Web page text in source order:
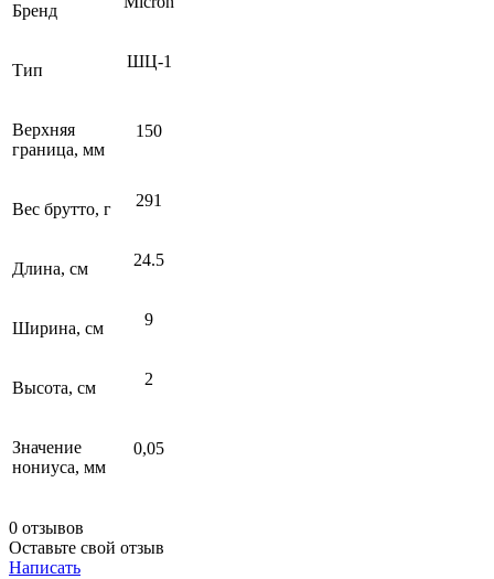
Бренд
Тип ШЦ-1
Верхняя
граница, мм
150
Вес брутто, г 291
Длина, см 24.5
Ширина, см 9
Высота, см 2
Значение
нониуса, мм
0,05
0 отзывов
Оставьте свой отзыв
Написать